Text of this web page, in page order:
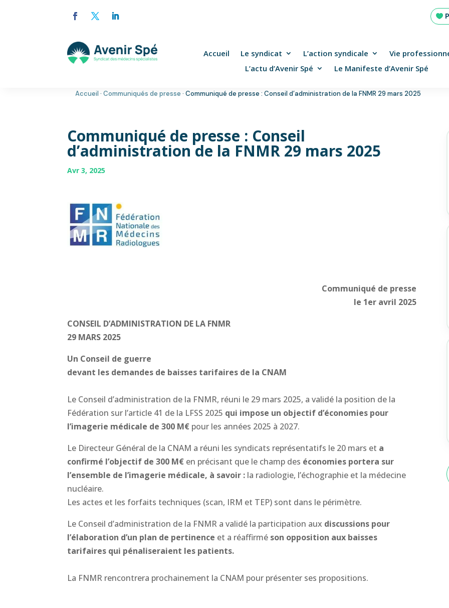
Accueil Le syndicat L’action syndicale
Vie
L’actu d’Avenir Spé
Le Manifeste d’Avenir Spé
Accueil ·Communiqués de presse ·Communiqué de presse : Conseil d’administration de la FNMR 29 mars 2025
Communiqué de presse : Conseil
d’administration de la FNMR 29 mars 2025
Avr 3, 2025
Communiqué de presse
le 1er avril 2025
CONSEIL D’ADMINISTRATION DE LA FNMR
29 MARS 2025
Un Conseil de guerre
devant les demandes de baisses tarifaires de la CNAM
Le Conseil d’administration de la FNMR, réuni le 29 mars 2025, a validé la position de la
Fédération sur l’article 41 de la LFSS 2025 qui impose un objectif d’économies pour
l’imagerie médicale de 300 M€ pour les années 2025 à 2027.
Le Directeur Général de la CNAM a réuni les syndicats représentatifs le 20 mars et a
confirmé l’objectif de 300 M€ en précisant que le champ des économies portera sur
l’ensemble de l’imagerie médicale, à savoir : la radiologie, l’échographie et la médecine
nucléaire.
Les actes et les forfaits techniques (scan, IRM et TEP) sont dans le périmètre.
Le Conseil d’administration de la FNMR a validé la participation aux discussions pour
l’élaboration d’un plan de pertinence et a réaffirmé son opposition aux baisses
tarifaires qui pénaliseraient les patients.
La FNMR rencontrera prochainement la CNAM pour présenter ses propositions.